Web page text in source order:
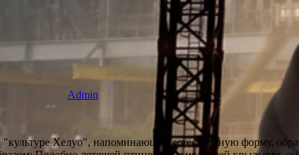
Admin
Хелуо", напоминающей естественную форму,